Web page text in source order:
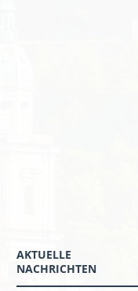
AKTUELLE
NACHRICHTEN